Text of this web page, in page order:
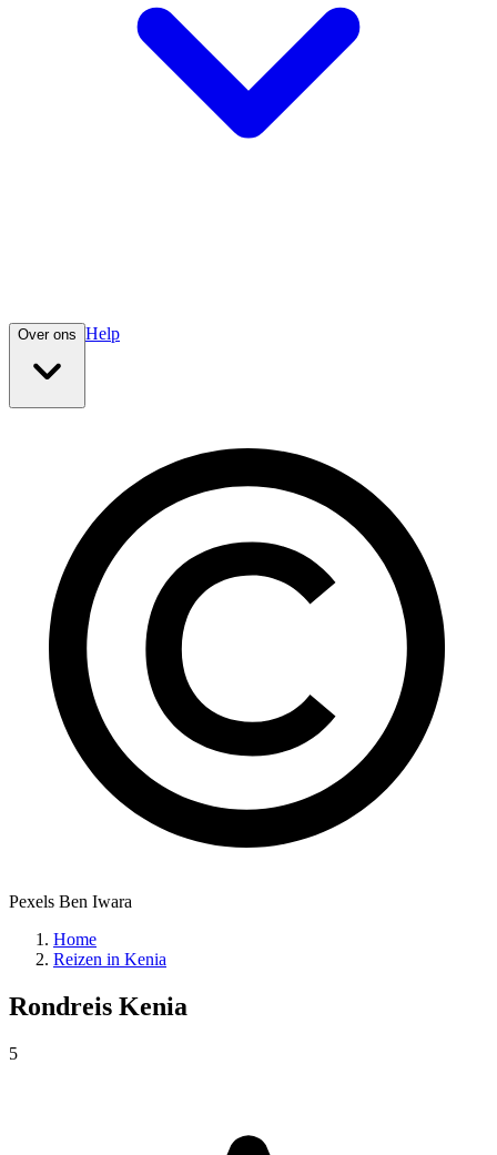
Over ons Help
Pexels Ben Iwara
Home
Reizen in Kenia
Rondreis Kenia
5